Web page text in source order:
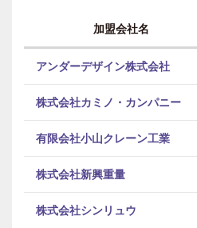
加盟会社名
アンダーデザイン株式会社
株式会社カミノ・カンパニー
有限会社小山クレーン工業
株式会社新興重量
株式会社シンリュウ